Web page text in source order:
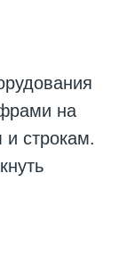
на
и строкам.